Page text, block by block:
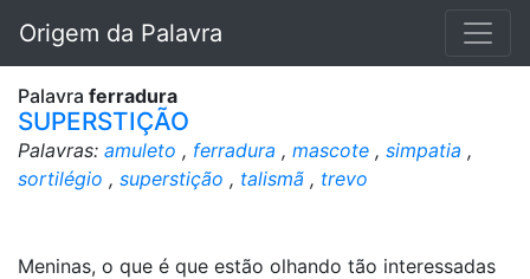
Origem da Palavra
Palavra ferradura
SUPERSTIÇÃO
Palavras: amuleto , ferradura , mascote , simpatia ,
sortilégio , superstição , talismã , trevo
Meninas, o que é que estão olhando tão interessadas